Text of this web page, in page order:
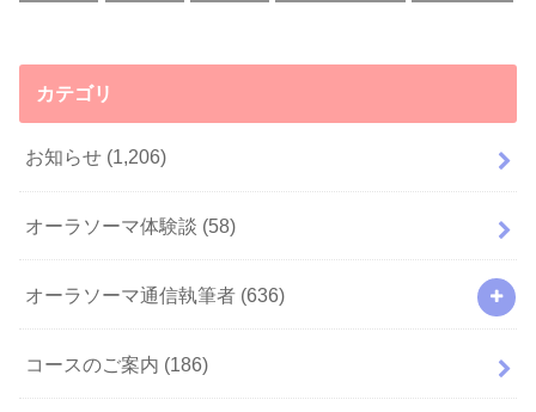
カテゴリ
お知らせ (1,206)
オーラソーマ体験談 (58)
オーラソーマ通信執筆者 (636)
コースのご案内 (186)